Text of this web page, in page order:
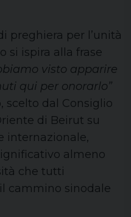
preghiera per l’unità
si ispira alla frase
visto apparire
qui per onorarlo”
scelto dal Consiglio
di Beirut su
internazionale,
almeno
che tutti
cammino sinodale